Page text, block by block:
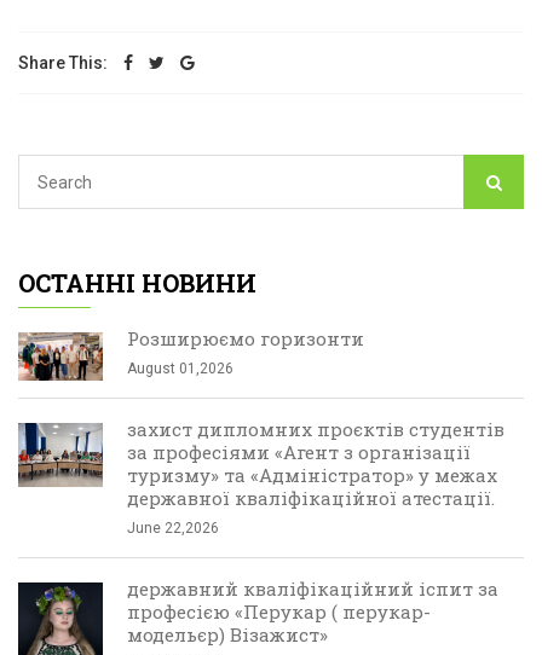
Share This:
ОСТАННІ НОВИНИ
Розширюємо горизонти
August 01,2026
захист дипломних проєктів студентів
за професіями «Агент з організації
туризму» та «Адміністратор» у межах
державної кваліфікаційної атестації.
June 22,2026
державний кваліфікаційний іспит за
професією «Перукар ( перукар-
модельєр) Візажист»